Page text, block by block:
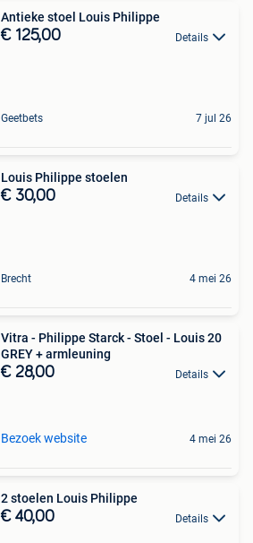
Antieke stoel Louis Philippe
€ 125,00 Details
Geetbets 7 jul 26
Louis Philippe stoelen
€ 30,00 Details
Brecht 4 mei 26
Vitra - Philippe Starck - Stoel - Louis 20
GREY + armleuning
€ 28,00 Details
Bezoek website 4 mei 26
2 stoelen Louis Philippe
€ 40,00 Details